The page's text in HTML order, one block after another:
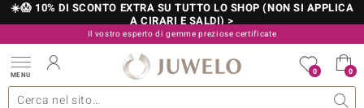
☀️😱 10% DI SCONTO EXTRA SU TUTTO LO SHOP (NON SI APPLICA
A CIRARI E SALDI) >
Il vostro esperto di gemme preziose certificate
800 986 787
MENU 0 0
gioielli Design Metallo prezioso Misure anelli
più importanti Pietre preziose per colore Pietre preziose
Informazioni generali Approfondimenti Consigli
Acquistare in diretta Juwelo